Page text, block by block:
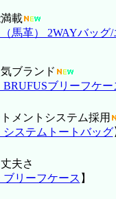
載
馬革） 2WAYバッグ/
ブランド
BRUFUSブリーフケー
メントシステム採用
システムトートバッグ
夫さ
リーフケース 】